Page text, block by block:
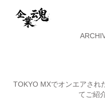
TOKYO MXでオンエアされ
てご紹